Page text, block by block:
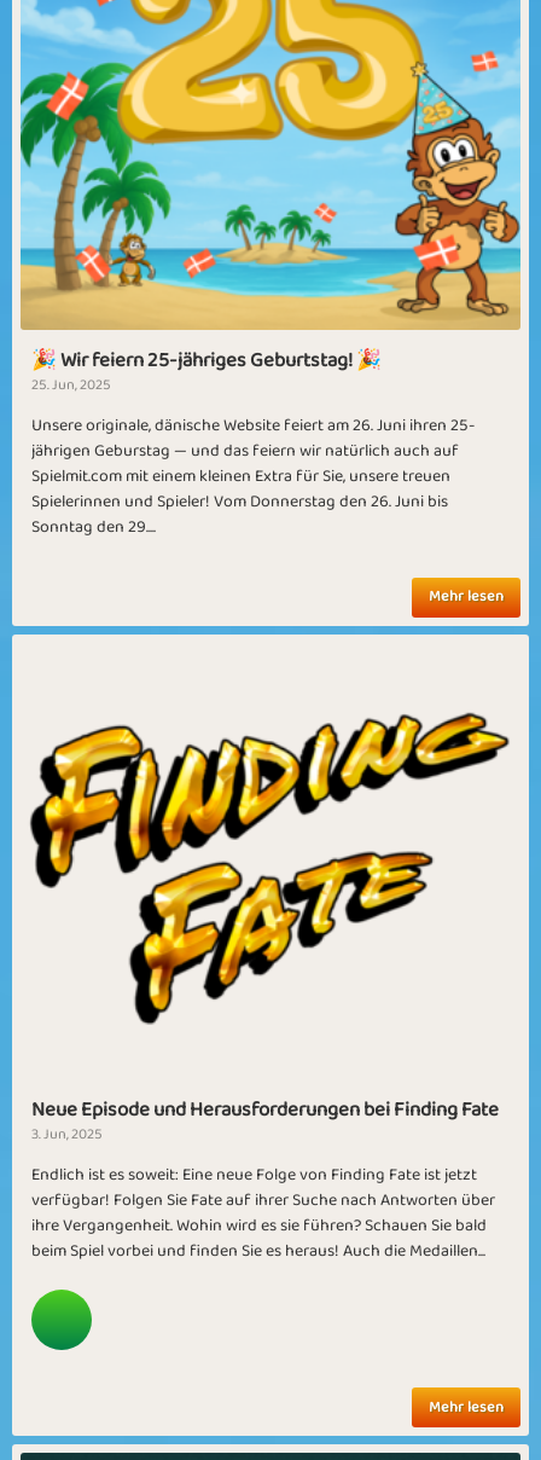
🎉 Wir feiern 25‑jähriges Geburtstag! 🎉
25. Jun, 2025
Unsere originale, dänische Website feiert am 26. Juni ihren 25-
jährigen Geburstag — und das feiern wir natürlich auch auf
Spielmit.com mit einem kleinen Extra für Sie, unsere treuen
Spielerinnen und Spieler! Vom Donnerstag den 26. Juni bis
Sonntag den 29....
Mehr lesen
Neue Episode und Herausforderungen bei Finding Fate
3. Jun, 2025
Endlich ist es soweit: Eine neue Folge von Finding Fate ist jetzt
verfügbar! Folgen Sie Fate auf ihrer Suche nach Antworten über
ihre Vergangenheit. Wohin wird es sie führen? Schauen Sie bald
beim Spiel vorbei und finden Sie es heraus! Auch die Medaillen...
Mehr lesen